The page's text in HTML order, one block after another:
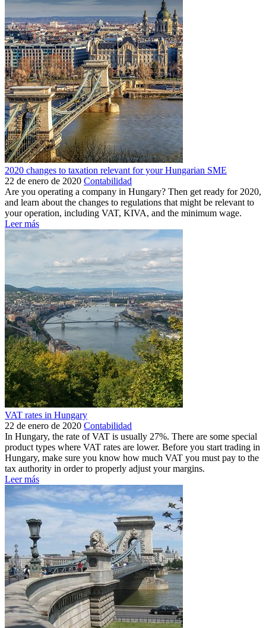
2020 changes to taxation relevant for your Hungarian SME
22 de enero de 2020 Contabilidad
Are you operating a company in Hungary? Then get ready for 2020,
and learn about the changes to regulations that might be relevant to
your operation, including VAT, KIVA, and the minimum wage.
Leer más
VAT rates in Hungary
22 de enero de 2020 Contabilidad
In Hungary, the rate of VAT is usually 27%. There are some special
product types where VAT rates are lower. Before you start trading in
Hungary, make sure you know how much VAT you must pay to the
tax authority in order to properly adjust your margins.
Leer más